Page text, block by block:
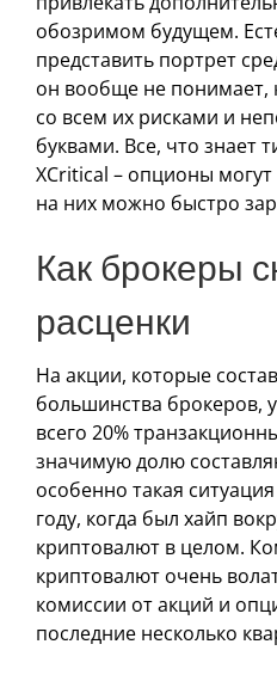
обозримом будущем.
представить портрет
он вообще не понимает,
со всем их рисками и
буквами. Все, что знает
XCritical – опционы
на них можно быстро
Как брокеры
расценки
На акции, которые
большинства брокеров,
всего 20%
значимую долю
особенно такая
году, когда был хайп
криптовалют в целом.
криптовалют очень
комиссии от акций и
последние несколько